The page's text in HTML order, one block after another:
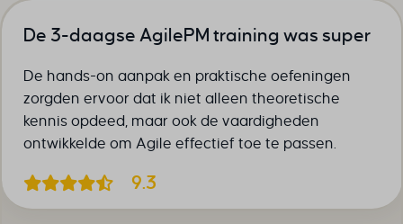
De 3-daagse AgilePM training was super
De hands-on aanpak en praktische oefeningen
zorgden ervoor dat ik niet alleen theoretische
kennis opdeed, maar ook de vaardigheden
ontwikkelde om Agile effectief toe te passen.
9.3